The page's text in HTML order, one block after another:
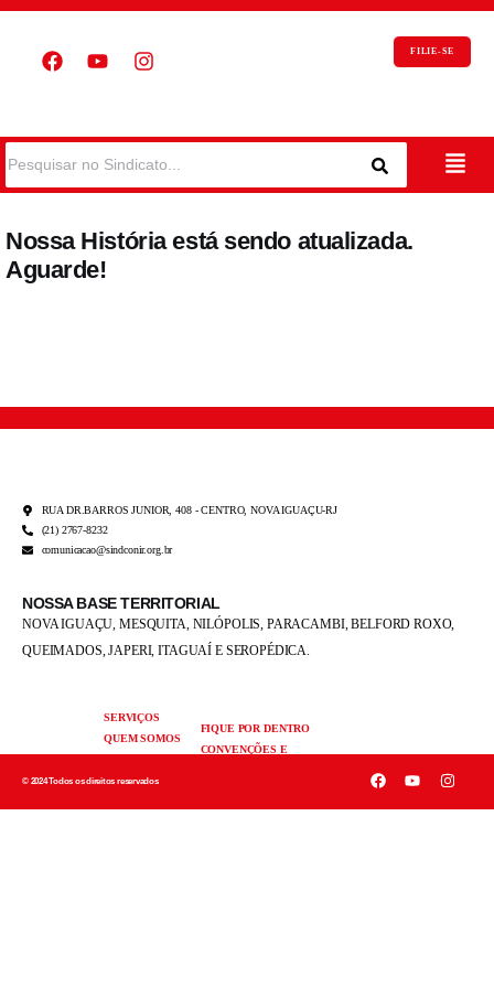
FILIE-SE
Nossa História está sendo atualizada.
Aguarde!
RUA DR.BARROS JUNIOR, 408 - CENTRO, NOVA IGUAÇU-RJ
(21) 2767-8232
comunicacao@sindconir.org.br
NOSSA BASE TERRITORIAL
NOVA IGUAÇU, MESQUITA, NILÓPOLIS, PARACAMBI, BELFORD ROXO,
QUEIMADOS,JAPERI, ITAGUAÍ E SEROPÉDICA.
SERVIÇOS
QUEM SOMOS
CONOSCO
FIQUE POR DENTRO
CONVENÇÕES E
© 2024 Todos os direitos reservados